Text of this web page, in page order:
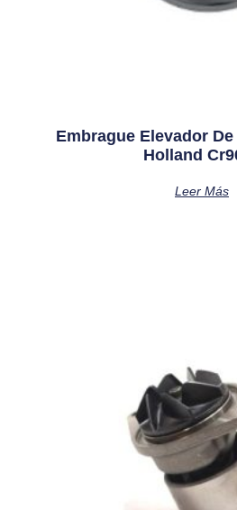
Embrague Elevador
Holland
Leer Más